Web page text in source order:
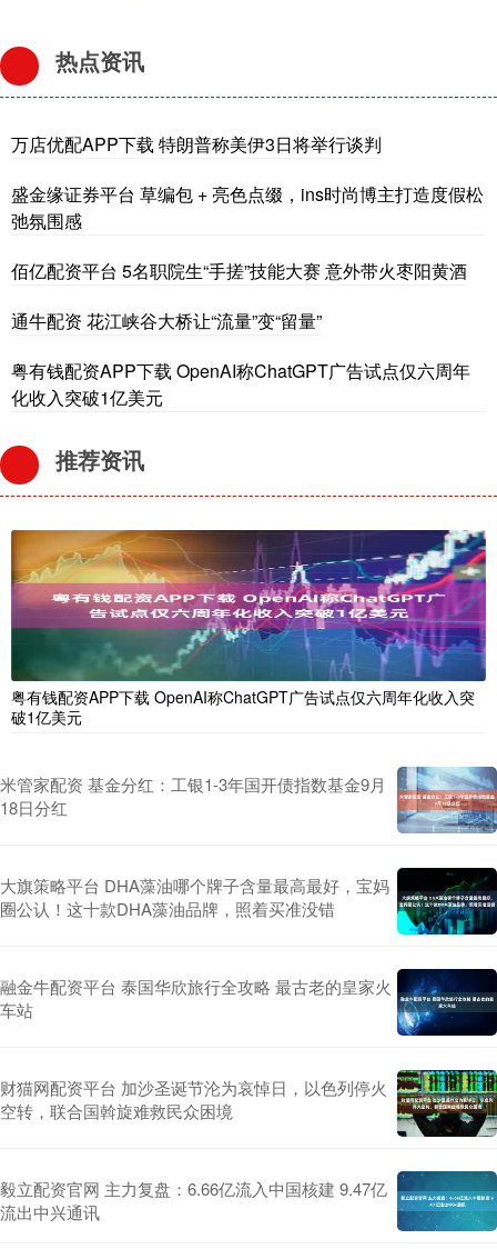
热点资讯
万店优配APP下载 特朗普称美伊3日将举行谈判
盛金缘证券平台 草编包 + 亮色点缀，ins时尚博主打造度假松
弛氛围感
佰亿配资平台 5名职院生“手搓”技能大赛 意外带火枣阳黄酒
通牛配资 花江峡谷大桥让“流量”变“留量”
粤有钱配资APP下载 OpenAI称ChatGPT广告试点仅六周年
化收入突破1亿美元
推荐资讯
粤有钱配资APP下载 OpenAI称ChatGPT广告试点仅六周年化收入突
破1亿美元
米管家配资 基金分红：工银1-3年国开债指数基金9月
18日分红
大旗策略平台 DHA藻油哪个牌子含量最高最好，宝妈
圈公认！这十款DHA藻油品牌，照着买准没错
融金牛配资平台 泰国华欣旅行全攻略 最古老的皇家火
车站
财猫网配资平台 加沙圣诞节沦为哀悼日，以色列停火
空转，联合国斡旋难救民众困境
毅立配资官网 主力复盘：6.66亿流入中国核建 9.47亿
流出中兴通讯